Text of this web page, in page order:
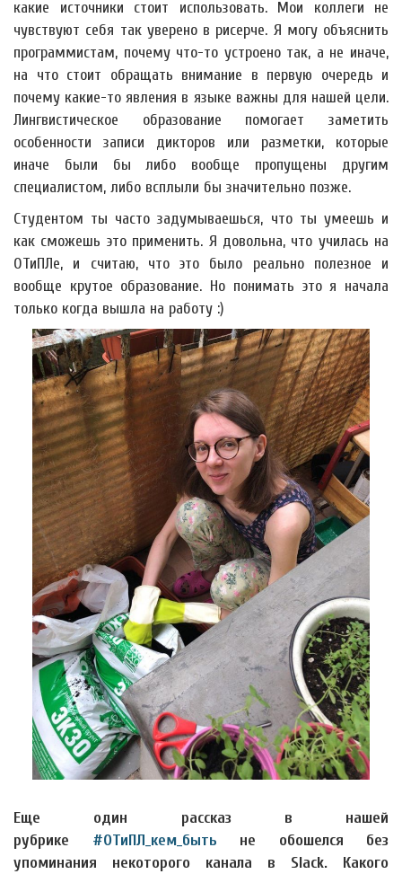
какие источники стоит использовать. Мои коллеги не
чувствуют себя так уверено в рисерче. Я могу объяснить
программистам, почему что-то устроено так, а не иначе,
на что стоит обращать внимание в первую очередь и
почему какие-то явления в языке важны для нашей цели.
Лингвистическое образование помогает заметить
особенности записи дикторов или разметки, которые
иначе были бы либо вообще пропущены другим
специалистом, либо всплыли бы значительно позже.
Студентом ты часто задумываешься, что ты умеешь и
как сможешь это применить. Я довольна, что училась на
ОТиПЛе, и считаю, что это было реально полезное и
вообще крутое образование. Но понимать это я начала
только когда вышла на работу :)
Еще один рассказ в нашей
рубрике #ОТиПЛ_кем_быть не обошелся без
упоминания некоторого канала в Slack. Какого